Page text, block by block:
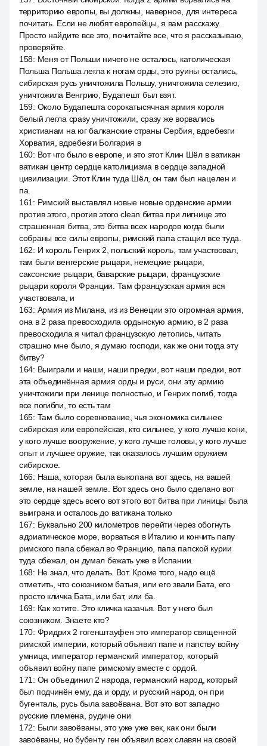
территорию европы, вы должны, наверное, для интереса
почитать. Если не любят европейцы, я вам расскажу.
Просто найдите все это, почитайте все, что я рассказываю,
проверяйте.
158: Меня от Польши ничего не осталось, католическая
Польша Польша легла к ногам орды, это руины остались,
сибирская русь уничтожила Польшу, уничтожила селезию,
уничтожила Венгрию, Будапешт был взят.
159: Около Будапешта сорокатысячная армия короля
белый легла сразу уничтожили, сразу же ворвались
христианам на юг балканские страны Сербия, вдребезги
Хорватия, вдребезги Болгария в
160: Вот что было в европе, и это этот Клин Шёл в ватикан
ватикан центр сердце католицизма в сердце западной
цивилизации. Этот Клин туда Шёл, он там был нацелен и
па.
161 : Римский выставлял новые новые орденские армии
против этого, против этого clean битва при лигнице это
страшенная битва, это битва всех народов когда были
собраны все силы европы, римский папа стащил все туда.
162: И король Генрих 2, польский король, там участвовал,
там были венгерские рыцари, немецкие рыцари,
саксонские рыцари, баварские рыцари, французские
рыцари короля Франции. Там французская армия вся
участвовала, и
163: Армия из Милана, из из Венеции это огромная армия,
она в 2 раза превосходила ордынскую армию, в 2 раза
превосходила я читал французскую летопись, читать
страшно мне было, я думаю господи, как же они тогда эту
битву?
164: Выиграли и наши, наши предки, вот наши предки, вот
эта объединённая армия орды и руси, они эту армию
уничтожили при ленице полностью, и Генрих погиб, тогда
все погибли, то есть там
165: Там было соревнование, чья экономика сильнее
сибирская или европейская, кто сильнее, у кого лучше кони,
у кого лучше вооружение, у кого лучше головы, у кого лучше
опыт и лучшее оружие, так оказалось лучшим оружием
сибирское.
166: Наша, которая была выкопана вот здесь, на вашей
земле, на нашей земле. Вот здесь оно было сделано вот
это сердце здесь всего вот этого вот битва при линицы была
выиграна и осталось до ватикана только
167: Буквально 200 километров перейти через обогнуть
адриатическое море, ворваться в Италию и кончить папу
римского папа сбежал во Францию, папа папской курии
туда сбежал, он думал бежать уже в Испании.
168: Не знал, что делать. Вот. Кроме того, надо ещё
отметить, что союзником батыя, или его звали Бата, его
просто кличка Бата, или бат, или ба.
169: Как хотите. Это кличка казачья. Вот у него был
союзником. Знаете кто?
170: Фридрих 2 гогенштауфен это император священной
римской империи, который объявил папе и папству войну
умница, император германский император, который
объявил войну папе римскому вместе с ордой.
171 : Он объединил 2 народа, германский народ, который
был подчинён ему, да и орду, и русский народ, он при
бугенталь, русь была завоёвана. Вот это вот западно
русские племена, рудиче они
172: Были завоёваны, это уже уже век, как они были
завоёваны, но бубенту ген объявил всех славян на своей